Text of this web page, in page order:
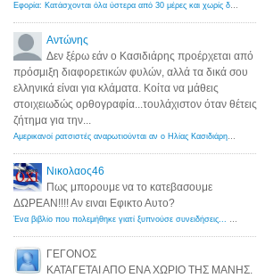
Εφορία: Κατάσχονται όλα ύστερα από 30 μέρες και χωρίς δικαστικές αποφάσεις - Λόγιος Ερμής
Αντώνης
Δεν ξέρω εάν ο Κασιδιάρης προέρχεται από
πρόσμιξη διαφορετικών φυλών, αλλά τα δικά σου
ελληνικά είναι για κλάματα. Κοίτα να μάθεις
στοιχειωδώς ορθογραφία...τουλάχιστον όταν θέτεις
ζήτημα για την...
Αμερικανοί ρατσιστές αναρωτιούνται αν ο Ηλίας Κασιδιάρης ανήκει στη λευκή φυλή... - Λόγιος Ερμής
Νικολαος46
Πως μπορουμε να το κατεβασουμε
ΔΩΡΕΑΝ!!!! Αν ειναι Εφικτο Αυτο?
Ένα βιβλίο που πολεμήθηκε γιατί ξυπνούσε συνειδήσεις... - Λόγιος Ερμής | Η γνώση ξεκινάει με την αναζήτηση...
ΓΕΓΟΝΟΣ
ΚΑΤΑΓΕΤΑΙ ΑΠΟ ΕΝΑ ΧΩΡΙΟ ΤΗΣ ΜΑΝΗΣ.